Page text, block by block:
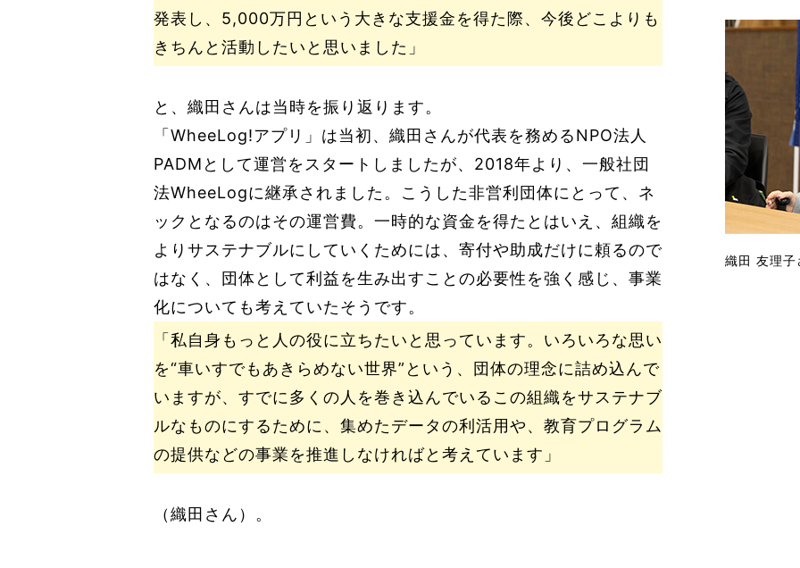
発表し、5,000万円という大きな支援金を得た際、今後どこよりも
きちんと活動したいと思いました」
と、織田さんは当時を振り返ります。
「WheeLog!アプリ」は当初、織田さんが代表を務めるNPO法人
PADMとして運営をスタートしましたが、2018年より、一般社団
法WheeLogに継承されました。こうした非営利団体にとって、ネ
ックとなるのはその運営費。一時的な資金を得たとはいえ、組織を
よりサステナブルにしていくためには、寄付や助成だけに頼るので
はなく、団体として利益を生み出すことの必要性を強く感じ、事業
化についても考えていたそうです。
「私自身もっと人の役に立ちたいと思っています。いろいろな思い
を“車いすでもあきらめない世界”という、団体の理念に詰め込んで
いますが、すでに多くの人を巻き込んでいるこの組織をサステナブ
ルなものにするために、集めたデータの利活用や、教育プログラム
の提供などの事業を推進しなければと考えています」
（織田さん）。
織田 友理子